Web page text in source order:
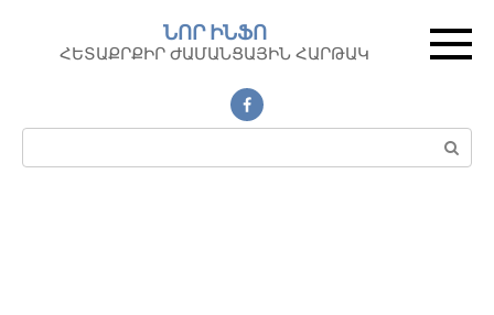
контенту
ՆՈՐ ԻՆՖՈ
ՀԵՏԱՔՐՔԻՐ ԺԱՄԱՆՑԱՅԻՆ ՀԱՐԹԱԿ
Поиск: